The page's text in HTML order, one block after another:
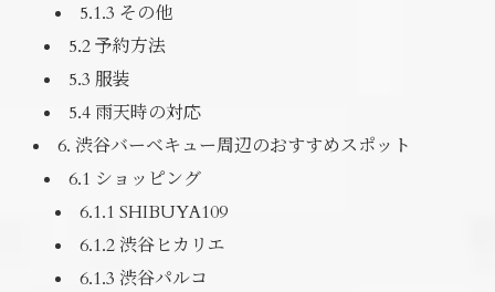
5.1.3 その他
5.2 予約方法
5.3 服装
5.4 雨天時の対応
6. 渋谷バーベキュー周辺のおすすめスポット
6.1 ショッピング
6.1.1 SHIBUYA109
6.1.2 渋谷ヒカリエ
6.1.3 渋谷パルコ